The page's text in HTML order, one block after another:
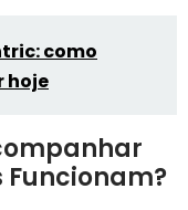
como
hoje
Funcionam?